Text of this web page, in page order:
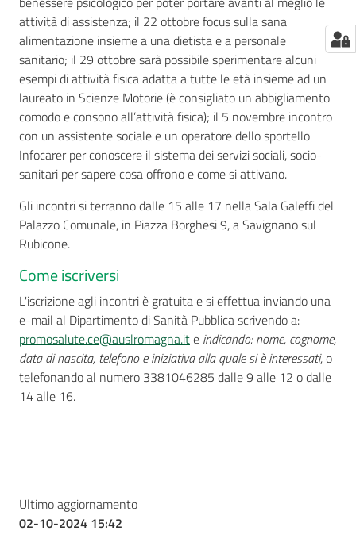
attività di assistenza; il 22 ottobre focus sulla sana
alimentazione insieme a una dietista e a personale
sanitario; il 29 ottobre sarà possibile sperimentare alcuni
esempi di attività fisica adatta a tutte le età insieme ad un
laureato in Scienze Motorie (è consigliato un abbigliamento
comodo e consono all’attività fisica); il 5 novembre incontro
con un assistente sociale e un operatore dello sportello
Infocarer per conoscere il sistema dei servizi sociali, socio-
sanitari per sapere cosa offrono e come si attivano.
Gli incontri si terranno dalle 15 alle 17 nella Sala Galeffi del
Palazzo Comunale, in Piazza Borghesi 9, a Savignano sul
Rubicone.
Come iscriversi
L'iscrizione agli incontri è gratuita e si effettua inviando una
e-mail al Dipartimento di Sanità Pubblica scrivendo a:
promosalute.ce@auslromagna.ite indicando: nome, cognome,
data di nascita, telefono e iniziativa alla quale si è interessati, o
telefonando al numero 3381046285 dalle 9 alle 12 o dalle
14 alle 16.
Ultimo aggiornamento
02-10-2024 15:42